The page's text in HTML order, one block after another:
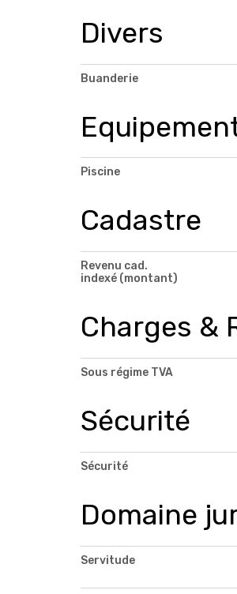
Divers
Buanderie
Piscine
Cadastre
Revenu cad.
indexé (montant)
Charges &
Sous régime TVA
Sécurité
Sécurité
Domaine
Servitude